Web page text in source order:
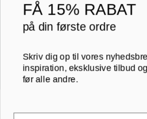
Printogrammer.dk · Navervej 21 · 8382
(+45) 8844 1630 ·
© 2026
FÅ 15% RABAT
på din første ordre
Skriv dig op til vores
inspiration, eksklusive tilbud
før alle andre.